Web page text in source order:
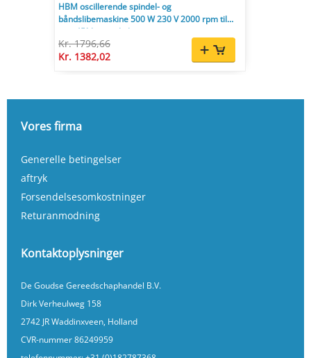
HBM oscillerende spindel- og
båndslibemaskine 500 W 230 V 2000 rpm til
træ, 45° kantvinkel
Kr. 1796,66
Kr. 1382,02
Vores firma
Generelle betingelser
aftryk
Forsendelsesomkostninger
Returanmodning
Kontaktoplysninger
De Goudse Gereedschaphandel B.V.
Dirk Verheulweg 158
2742 JR Waddinxveen, Holland
CVR-nummer 86249959